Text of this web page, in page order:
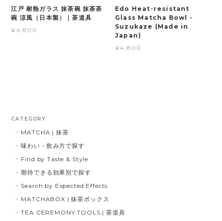
江戸 耐熱ガラス 抹茶碗 抹茶茶
碗 涼風（日本製）｜茶道具
¥4,800
Edo Heat-resistant
Glass Matcha Bowl -
Suzukaze (Made in
Japan)
¥4,800
CATEGORY
MATCHA | 抹茶
味わい・飲み方で探す
Find by Taste & Style
期待できる効果別で探す
Search by Expected Effects
MATCHABOX | 抹茶ボックス
TEA CEREMONY TOOLS | 茶道具